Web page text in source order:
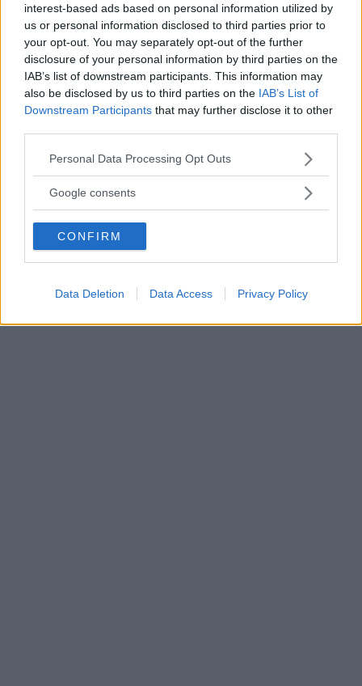
interest-based ads based on personal information utilized by
us or personal information disclosed to third parties prior to
your opt-out. You may separately opt-out of the further
disclosure of your personal information by third parties on the
IAB’s list of downstream participants. This information may
also be disclosed by us to third parties on the IAB’s List of
Downstream Participants that may further disclose it to other
Please note that this website/app uses one or more Google
not limited to your visit or usage behaviour. You may click to
use your data for below specified purposes in below Google
consent section.
Personal Data Processing Opt Outs
Google consents
CONFIRM
Data Deletion Data Access Privacy Policy
FOTO 1DI 25 INGRANDISCI
Condividi su